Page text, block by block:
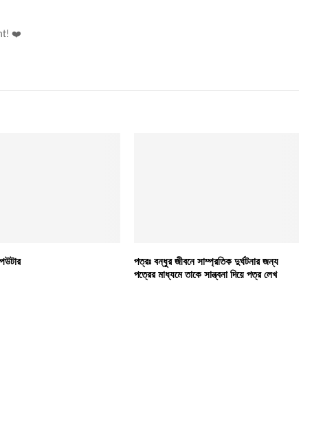
❤️
পত্রঃ বন্ধুর জীবনে সাম্প্রতিক দুর্ঘটনার জন্য
পত্রের মাধ্যমে তাকে সান্ত্বনা দিয়ে পত্র লেখ